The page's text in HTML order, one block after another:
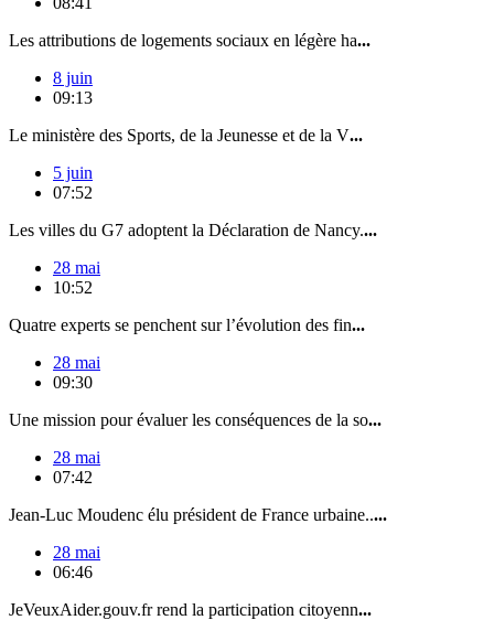
Les attributions de logements sociaux en légère ha...
8 juin
09:13
Le ministère des Sports, de la Jeunesse et de la V...
5 juin
07:52
Les villes du G7 adoptent la Déclaration de Nancy....
28 mai
10:52
Quatre experts se penchent sur l’évolution des fin...
28 mai
09:30
Une mission pour évaluer les conséquences de la so...
28 mai
07:42
Jean-Luc Moudenc élu président de France urbaine.....
28 mai
06:46
JeVeuxAider.gouv.fr rend la participation citoyenn...